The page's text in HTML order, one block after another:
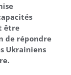
être
de répondre
Ukrainiens